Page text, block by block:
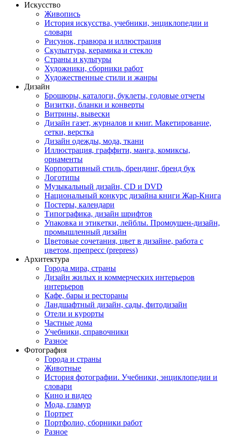
Искусство
Живопись
История искусства, учебники, энциклопедии и
словари
Рисунок, гравюра и иллюстрация
Скульптура, керамика и стекло
Страны и культуры
Художники, сборники работ
Художественные стили и жанры
Дизайн
Брошюры, каталоги, буклеты, годовые отчеты
Визитки, бланки и конверты
Витрины, вывески
Дизайн газет, журналов и книг. Макетирование,
сетки, верстка
Дизайн одежды, мода, ткани
Иллюстрация, граффити, манга, комиксы,
орнаменты
Корпоративный стиль, брендинг, бренд бук
Логотипы
Музыкальный дизайн, СD и DVD
Национальный конкурс дизайна книги Жар-Книга
Постеры, календари
Типографика, дизайн шрифтов
Упаковка и этикетки, лейблы. Промоушен-дизайн,
промышленный дизайн
Цветовые сочетания, цвет в дизайне, работа с
цветом, препресс (prepress)
Архитектура
Города мира, страны
Дизайн жилых и коммерческих интерьеров
интерьеров
Кафе, бары и рестораны
Ландшафтный дизайн, сады, фитодизайн
Отели и курорты
Частные дома
Учебники, справочники
Разное
Фотография
Города и страны
Животные
История фотографии. Учебники, энциклопедии и
словари
Кино и видео
Мода, гламур
Портрет
Портфолио, сборники работ
Разное